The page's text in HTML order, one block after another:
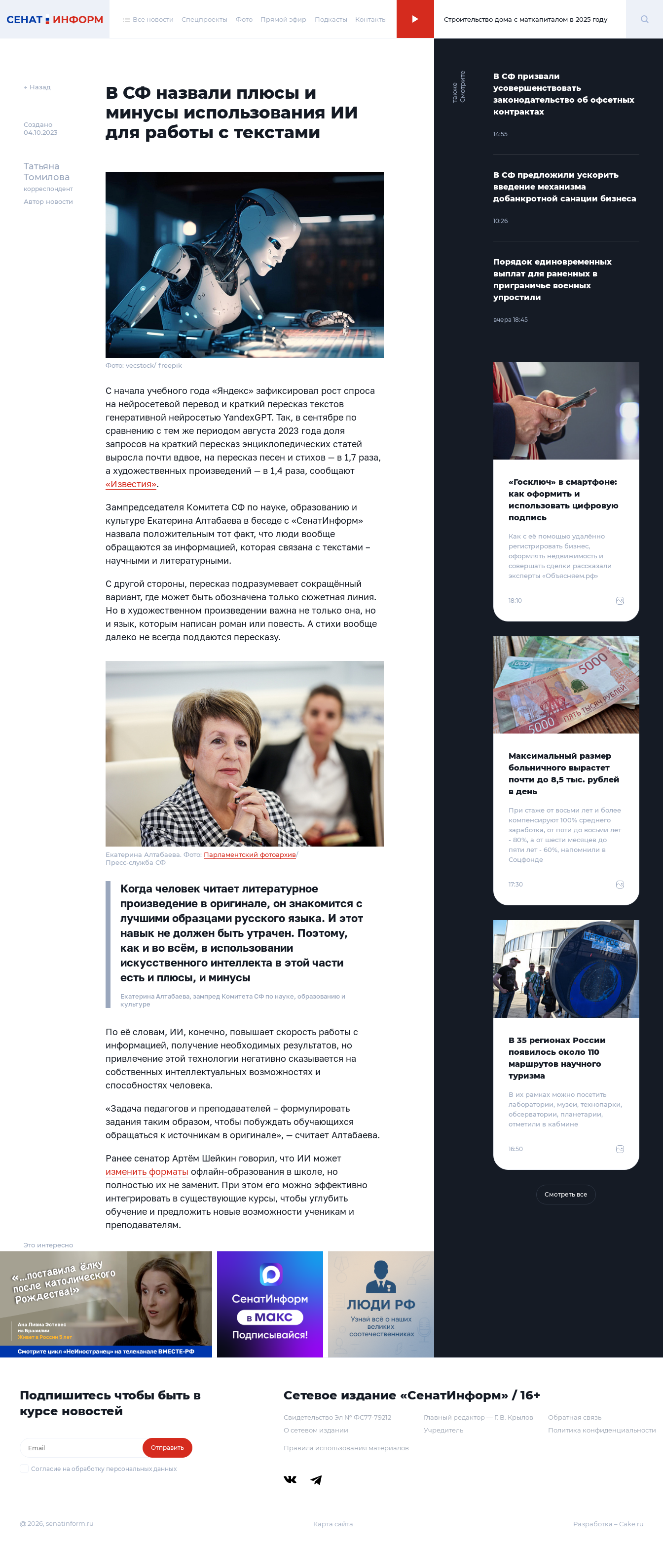
Все новости Спецпроекты Фото Прямой эфир Подкасты Контакты 00:00
Строительство дома с маткапиталом в 2025 году
← Назад
Создано
04.10.2023
Татьяна
Томилова
корреспондент
Автор новости
В СФ назвали плюсы и
минусы использования ИИ
для работы с текстами
Фото: vecstock/ freepik
С начала учебного года «Яндекс» зафиксировал рост спроса
на нейросетевой перевод и краткий пересказ текстов
генеративной нейросетью YandexGPT. Так, в сентябре по
сравнению с тем же периодом августа 2023 года доля
запросов на краткий пересказ энциклопедических статей
выросла почти вдвое, на пересказ песен и стихов — в 1,7 раза,
а художественных произведений — в 1,4 раза, сообщают
«Известия».
Зампредседателя Комитета СФ по науке, образованию и
культуре Екатерина Алтабаева в беседе с «СенатИнформ»
назвала положительным тот факт, что люди вообще
обращаются за информацией, которая связана с текстами –
научными и литературными.
С другой стороны, пересказ подразумевает сокращённый
вариант, где может быть обозначена только сюжетная линия.
Но в художественном произведении важна не только она, но
и язык, которым написан роман или повесть. А стихи вообще
далеко не всегда поддаются пересказу.
Екатерина Алтабаева. Фото: Парламентский фотоархив/
Пресс-служба СФ
Когда человек читает литературное
произведение в оригинале, он знакомится с
лучшими образцами русского языка. И этот
навык не должен быть утрачен. Поэтому,
как и во всём, в использовании
искусственного интеллекта в этой части
есть и плюсы, и минусы
Екатерина Алтабаева, зампред Комитета СФ по науке, образованию и
культуре
По её словам, ИИ, конечно, повышает скорость работы с
информацией, получение необходимых результатов, но
привлечение этой технологии негативно сказывается на
собственных интеллектуальных возможностях и
способностях человека.
«Задача педагогов и преподавателей – формулировать
задания таким образом, чтобы побуждать обучающихся
обращаться к источникам в оригинале», — считает Алтабаева.
Ранее сенатор Артём Шейкин говорил, что ИИ может
изменить форматы офлайн-образования в школе, но
полностью их не заменит. При этом его можно эффективно
интегрировать в существующие курсы, чтобы углубить
обучение и предложить новые возможности ученикам и
преподавателям.
Это интересно
С
м
о
т
р и
т
е
т
а
к
ж
е
В СФ призвали
усовершенствовать
законодательство об офсетных
контрактах
14:55
В СФ предложили ускорить
введение механизма
добанкротной санации бизнеса
10:26
Порядок единовременных
выплат для раненных в
приграничье военных
упростили
вчера 18:45
«Госключ» в смартфоне:
как оформить и
использовать цифровую
подпись
Как с её помощью удалённо
регистрировать бизнес,
оформлять недвижимость и
совершать сделки рассказали
эксперты «Объясняем.рф»
18:10
Максимальный размер
больничного вырастет
почти до 8,5 тыс. рублей
в день
При стаже от восьми лет и более
компенсируют 100% среднего
заработка, от пяти до восьми лет
- 80%, а от шести месяцев до
пяти лет - 60%, напомнили в
Соцфонде
17:30
В 35 регионах России
появилось около 110
маршрутов научного
туризма
В их рамках можно посетить
лаборатории, музеи, технопарки,
обсерватории, планетарии,
отметили в кабмине
16:50
Смотреть все
Подпишитесь чтобы быть в
курсе новостей
Отправить
Согласие на обработку персональных данных
Сетевое издание «СенатИнформ» / 16+
Свидетельство Эл № ФС77-79212
О сетевом издании
Главный редактор — Г. В. Крылов
Учредитель
Обратная связь
Политика конфиденциальности
Правила использования материалов
@ 2026, senatinform.ru Карта сайта Разработка – Cake.ru